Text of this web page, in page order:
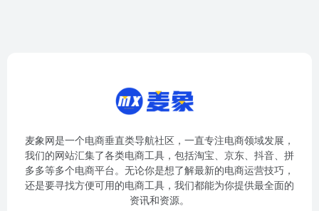
麦象网是一个电商垂直类导航社区，一直专注电商领域发展，
我们的网站汇集了各类电商工具，包括淘宝、京东、抖音、拼
多多等多个电商平台。无论你是想了解最新的电商运营技巧，
还是要寻找方便可用的电商工具，我们都能为你提供最全面的
资讯和资源。